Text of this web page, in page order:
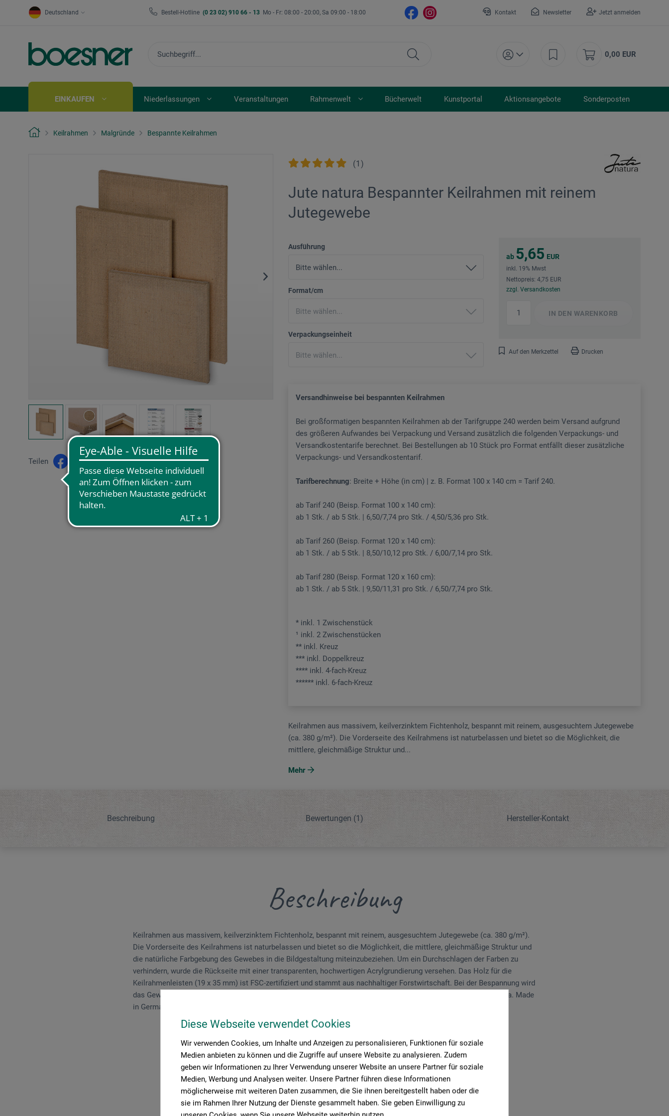
Diese Webseite verwendet Cookies
Wir verwenden Cookies, um Inhalte und Anzeigen zu personalisieren, Funktionen für soziale
Medien anbieten zu können und die Zugriffe auf unsere Website zu analysieren. Zudem
geben wir Informationen zu Ihrer Verwendung unserer Website an unsere Partner für soziale
Medien, Werbung und Analysen weiter. Unsere Partner führen diese Informationen
möglicherweise mit weiteren Daten zusammen, die Sie ihnen bereitgestellt haben oder die
sie im Rahmen Ihrer Nutzung der Dienste gesammelt haben. Sie geben Einwilligung zu
Deutschland Bestell-Hotline (0 23 02) 910 66 - 13 Mo - Fr: 08:00 - 20:00, Sa 09:00 - 18:00 Kontakt Newsletter Jetzt anmelden
0,00 EUR
EINKAUFEN Niederlassungen Veranstaltungen Rahmenwelt Bücherwelt Kunstportal Aktionsangebote Sonderposten
Keilrahmen Malgründe Bespannte Keilrahmen
(1 )
Jute natura Bespannter Keilrahmen mit reinem
Jutegewebe
Ausführung
Format/cm
Verpackungseinheit
ab 5,65 EUR
inkl. 19% Mwst
Nettopreis: 4,75 EUR
zzgl. Versandkosten
IN DEN WARENKORB
Auf den Merkzettel Drucken
Teilen
Versandhinweise bei bespannten Keilrahmen
Bei großformatigen bespannten Keilrahmen ab der Tarifgruppe 240 werden beim Versand aufgrund
des größeren Aufwandes bei Verpackung und Versand zusätzlich die folgenden Verpackungs- und
Versandkostentarife berechnet. Bei Bestellungen ab 10 Stück pro Format entfällt dieser zusätzliche
Verpackungs- und Versandkostentarif.
Tarifberechnung: Breite + Höhe (in cm) | z. B. Format 100 x 140 cm = Tarif 240.
ab Tarif 240 (Beisp. Format 100 x 140 cm):
ab 1 Stk. / ab 5 Stk. | 6,50/7,74 pro Stk. / 4,50/5,36 pro Stk.
ab Tarif 260 (Beisp. Format 120 x 140 cm):
ab 1 Stk. / ab 5 Stk. | 8,50/10,12 pro Stk. / 6,00/7,14 pro Stk.
ab Tarif 280 (Beisp. Format 120 x 160 cm):
ab 1 Stk. / ab 5 Stk. | 9,50/11,31 pro Stk. / 6,50/7,74 pro Stk.
* inkl. 1 Zwischenstück
¹ inkl. 2 Zwischenstücken
** inkl. Kreuz
*** inkl. Doppelkreuz
**** inkl. 4-fach-Kreuz
****** inkl. 6-fach-Kreuz
Keilrahmen aus massivem, keilverzinktem Fichtenholz, bespannt mit reinem, ausgesuchtem Jutegewebe
(ca. 380 g/m²). Die Vorderseite des Keilrahmens ist naturbelassen und bietet so die Möglichkeit, die
mittlere, gleichmäßige Struktur und...
Mehr
Beschreibung Bewertungen (1) Hersteller-Kontakt
Beschreibung
Keilrahmen aus massivem, keilverzinktem Fichtenholz, bespannt mit reinem, ausgesuchtem Jutegewebe (ca. 380 g/m²).
Die Vorderseite des Keilrahmens ist naturbelassen und bietet so die Möglichkeit, die mittlere, gleichmäßige Struktur und
die natürliche Farbgebung des Gewebes in die Bildgestaltung miteinzubeziehen. Um ein Durchschlagen der Farben zu
verhindern, wurde die Rückseite mit einer transparenten, hochwertigen Acrylgrundierung versehen. Das Holz für die
Keilrahmenleisten (19 x 35 mm) ist FSC-zertifiziert und stammt aus nachhaltiger Forstwirtschaft. Bei der Bespannung wird
das Gewebe nach hinten umgeschlagen und rückseitig geklammert. Geeignet für Öl-, Acryl-, Gouache- und Tempera. Made
in Germany.
Produktbewertungen (1)